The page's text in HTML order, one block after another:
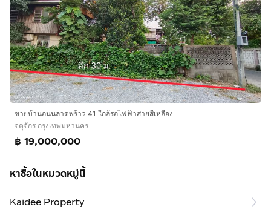
ขายบ้านถนนลาดพร้าว 41 ใกล้รถไฟฟ้าสายสีเหลือง
จตุจักร กรุงเทพมหานคร
฿ 19,000,000
หาซื้อในหมวดหมู่นี้
Kaidee Property